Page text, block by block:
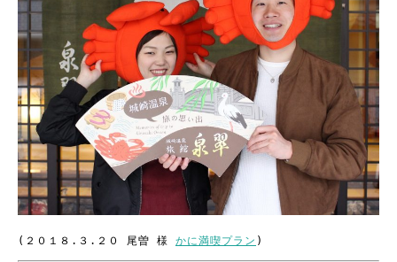
(２０１８.３.２０ 尾曽 様 かに満喫プラン )